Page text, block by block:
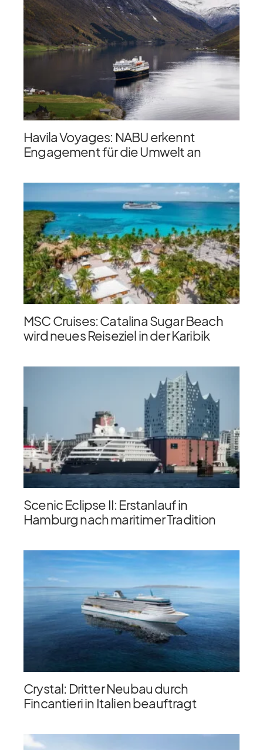
Havila Voyages: NABU erkennt
Engagement für die Umwelt an
MSC Cruises: Catalina Sugar Beach
wird neues Reiseziel in der Karibik
Scenic Eclipse II: Erstanlauf in
Hamburg nach maritimer Tradition
Crystal: Dritter Neubau durch
Fincantieri in Italien beauftragt